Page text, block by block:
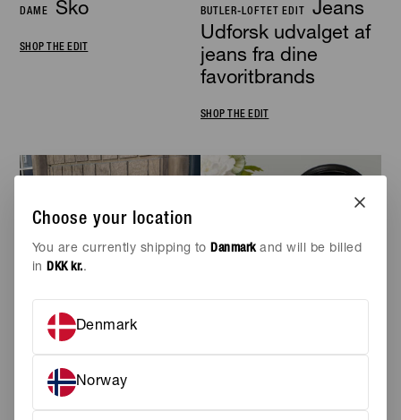
Choose your location
You are currently shipping toDanmarkand will be billed
inDKK kr..
Denmark
Norway
DAME Sko
SHOP THE EDIT
BUTLER-LOFTET EDIT
Jeans
Udforsk udvalget af
jeans fra dine
favoritbrands
SHOP THE EDIT